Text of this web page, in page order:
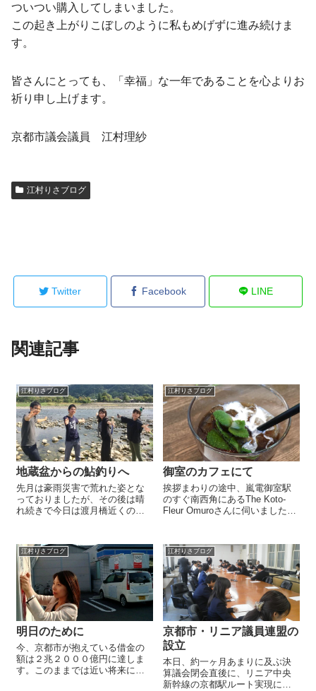
ついつい購入してしまいました。
この起き上がりこぼしのように私もめげずに進み続けま
す。
皆さんにとっても、「幸福」な一年であることを心よりお
祈り申し上げます。
京都市議会議員 江村理紗
江村りさブログ
Twitter Facebook LINE
関連記事
江村りさブログ
地蔵盆からの鮎釣りへ
先月は豪雨災害で荒れた姿とな
っておりましたが、その後は晴
れ続きで今日は渡月橋近くの桂
方々は鮎釣りを楽しんでおられ
ました。 私は許可証を持ってい
ないので、 「鮎釣りに参戦！」
とま...
江村りさブログ
御室のカフェにて
挨拶まわりの途中、嵐電御室駅
のすぐ南西角にあるThe Koto-
Fleur Omuroさんに伺いました。
で仲良くさせていただいており
まして。 先日、店内に新しく奥
様がカフェを...
江村りさブログ
明日のために
今、京都市が抱えている借金の
額は２兆２０００億円に達しま
す。このままでは近い将来にも
江村りさブログ
京都市・リニア議員連盟の
設立
本日、約一ヶ月あまりに及ぶ決
算議会閉会直後に、リニア中央
新幹線の京都駅ルート実現に向